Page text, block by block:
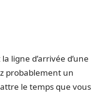
ligne d’arrivée d’une
probablement un
le temps que vous